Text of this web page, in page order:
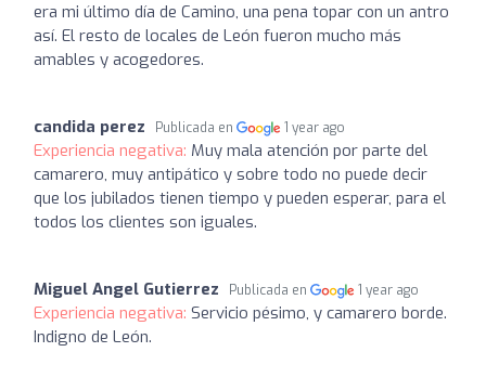
era mi último día de Camino, una pena topar con un antro
así. El resto de locales de León fueron mucho más
amables y acogedores.
candida perez Publicada en 1 year ago
Experiencia negativa: Muy mala atención por parte del
camarero, muy antipático y sobre todo no puede decir
que los jubilados tienen tiempo y pueden esperar, para el
todos los clientes son iguales.
Miguel Angel Gutierrez Publicada en 1 year ago
Experiencia negativa: Servicio pésimo, y camarero borde.
Indigno de León.